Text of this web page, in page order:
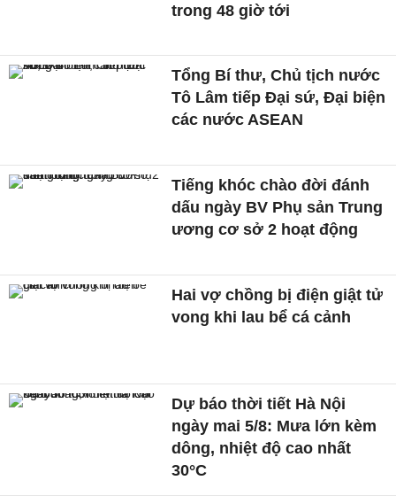
trong 48 giờ tới
Tổng Bí thư, Chủ tịch nước
Tô Lâm tiếp Đại sứ, Đại biện
các nước ASEAN
Tiếng khóc chào đời đánh
dấu ngày BV Phụ sản Trung
ương cơ sở 2 hoạt động
Hai vợ chồng bị điện giật tử
vong khi lau bể cá cảnh
Dự báo thời tiết Hà Nội
ngày mai 5/8: Mưa lớn kèm
dông, nhiệt độ cao nhất
30°C